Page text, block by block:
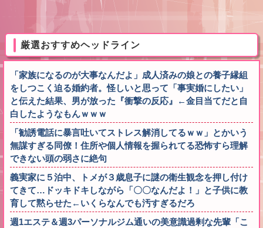
厳選おすすめヘッドライン
「家族になるのが大事なんだよ」成人済みの娘との養子縁組
をしつこく迫る婚約者。怪しいと思って「事実婚にしたい」
と伝えた結果、男が放った『衝撃の反応』←金目当てだと自
白したようなもんｗｗｗ
「勧誘電話に暴言吐いてストレス解消してるｗｗ」とかいう
無謀すぎる同僚！住所や個人情報を握られてる恐怖すら理解
できない頭の弱さに絶句
義実家に５泊中、トメが３歳息子に謎の衛生観念を押し付け
てきて…ドッキドキしながら「〇〇なんだよ！」と子供に教
育して黙らせた←いくらなんでも汚すぎるだろ
週1エステ＆週3パーソナルジム通いの美意識過剰な先輩「こ